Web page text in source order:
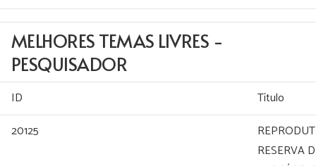
MELHORES TEMAS LIVRES -
PESQUISADOR
ID
Título
20125
RESERVA